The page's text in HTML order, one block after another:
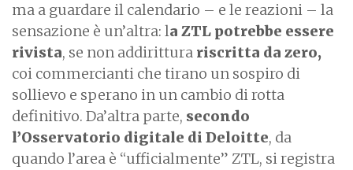
ma a guardare il calendario – e le reazioni – la
sensazione è un’altra: la ZTL potrebbe essere
rivista, se non addirittura riscritta da zero,
coi commercianti che tirano un sospiro di
sollievo e sperano in un cambio di rotta
definitivo. Da’altra parte, secondo
l’Osservatorio digitale di Deloitte, da
quando l’area è “ufficialmente” ZTL, si registra